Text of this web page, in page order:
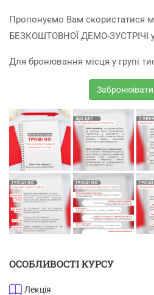
Пропонуємо Вам скористатися
БЕЗКОШТОВНОЇ ДЕМО-ЗУСТРІЧІ
Для бронювання місця у групі
Забронюівати
ОСОБЛИВОСТІ КУРСУ
Лекція